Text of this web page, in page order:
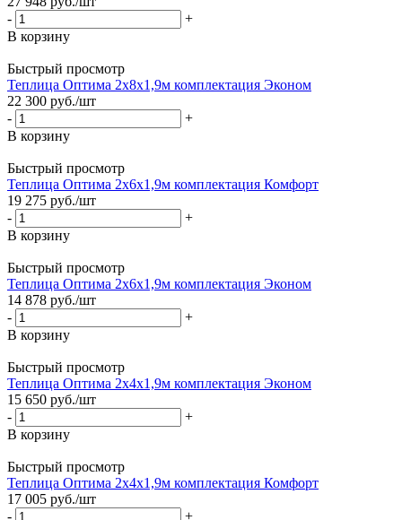
-
+
В корзину
Быстрый просмотр
Теплица Оптима 2х8х1,9м комплектация Эконом
22 300 руб./шт
-
+
В корзину
Быстрый просмотр
Теплица Оптима 2х6х1,9м комплектация Комфорт
19 275 руб./шт
-
+
В корзину
Быстрый просмотр
Теплица Оптима 2х6х1,9м комплектация Эконом
14 878 руб./шт
-
+
В корзину
Быстрый просмотр
Теплица Оптима 2х4х1,9м комплектация Эконом
15 650 руб./шт
-
+
В корзину
Быстрый просмотр
Теплица Оптима 2х4х1,9м комплектация Комфорт
17 005 руб./шт
-
+